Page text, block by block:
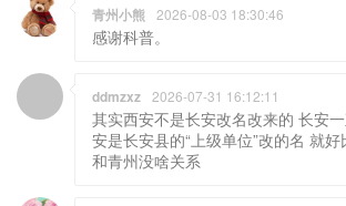
青州小熊 2026-08-03 18:30:46
感谢科普。
ddmzxz 2026-07-31 16:12:11
其实西安不是长安改名改来的 长安
安是长安县的“上级单位”改的名 就
和青州没啥关系